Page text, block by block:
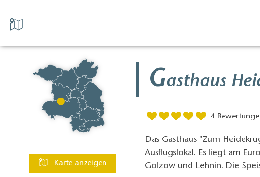
Karte anzeigen
Gasthaus
4
Das Gasthaus "Zum
Ausflugslokal. Es liegt am
Golzow und Lehnin. Die